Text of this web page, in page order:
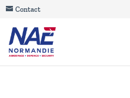
Contact